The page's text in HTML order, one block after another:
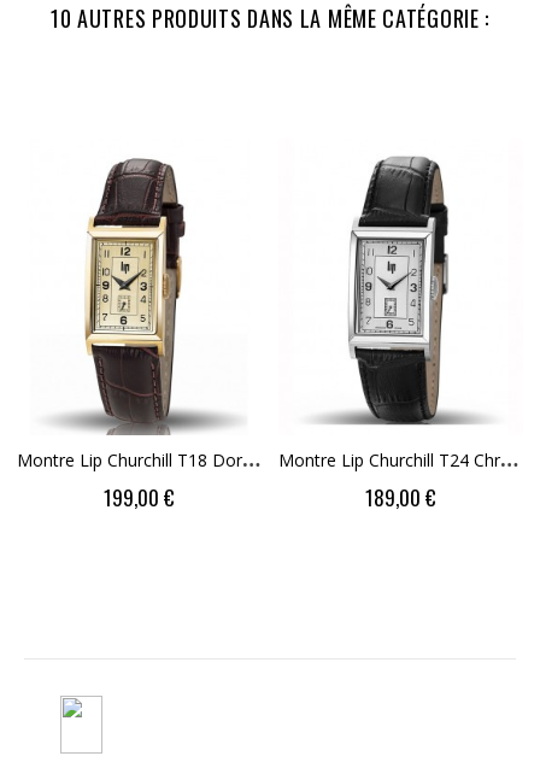
10 AUTRES PRODUITS DANS LA MÊME CATÉGORIE :
M
Ontre Lip Churchill T18 Doré 671006
Price
199,00 €
M
Ontre Lip Churchill T24 Chrome 671270
Price
189,00 €